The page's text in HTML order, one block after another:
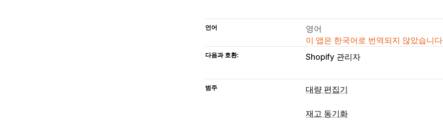
언어
영어
이 앱은 한국어로 번역되지 않았습니다
다음과 호환: Shopify 관리자
범주 대량 편집기
편집 가능한 자원
재고 동기화